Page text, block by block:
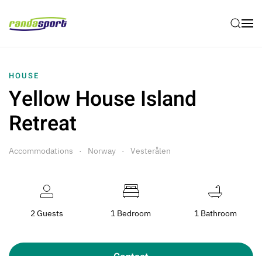
Skip to main content
HOUSE
Yellow House Island
Retreat
Accommodations Norway Vesterålen
2 Guests 1 Bedroom 1 Bathroom